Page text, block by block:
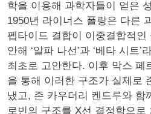
학을 이용해 과학자들이 얻은
1950년 라이너스 폴링은 다른
펩타이드 결합이 이중결합적
안해 ‘알파 나선’과 ‘베타 시트
최초로 고안한다. 이후 막스 페
을 통해 이러한 구조가 실제로
냈고, 존 카우더리 켄드루와 함
로빈의 구조를 X선 결정학으로